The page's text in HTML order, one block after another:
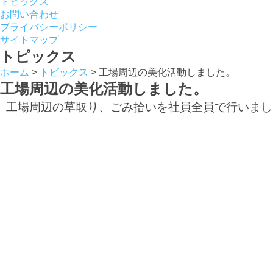
お問い合わせ
プライバシーポリシー
サイトマップ
トピックス
ホーム > トピックス > 工場周辺の美化活動しました。
工場周辺の美化活動しました。
工場周辺の草取り、ごみ拾いを社員全員で行いま